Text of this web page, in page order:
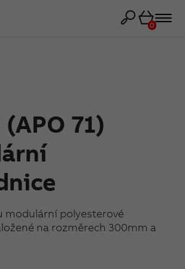
Košík
0
(APO 71)
modulární polyesterové
na rozměrech 300mm a